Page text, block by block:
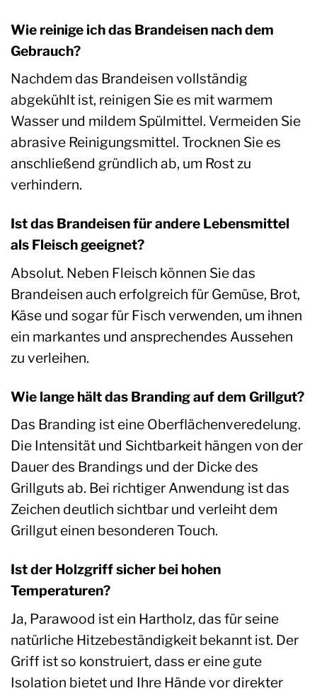
Wie reinige ich das Brandeisen nach dem
Gebrauch?
Nachdem das Brandeisen vollständig
abgekühlt ist, reinigen Sie es mit warmem
Wasser und mildem Spülmittel. Vermeiden Sie
abrasive Reinigungsmittel. Trocknen Sie es
anschließend gründlich ab, um Rost zu
verhindern.
Ist das Brandeisen für andere Lebensmittel
als Fleisch geeignet?
Absolut. Neben Fleisch können Sie das
Brandeisen auch erfolgreich für Gemüse, Brot,
Käse und sogar für Fisch verwenden, um ihnen
ein markantes und ansprechendes Aussehen
zu verleihen.
Wie lange hält das Branding auf dem Grillgut?
Das Branding ist eine Oberflächenveredelung.
Die Intensität und Sichtbarkeit hängen von der
Dauer des Brandings und der Dicke des
Grillguts ab. Bei richtiger Anwendung ist das
Zeichen deutlich sichtbar und verleiht dem
Grillgut einen besonderen Touch.
Ist der Holzgriff sicher bei hohen
Temperaturen?
Ja, Parawood ist ein Hartholz, das für seine
natürliche Hitzebeständigkeit bekannt ist. Der
Griff ist so konstruiert, dass er eine gute
Isolation bietet und Ihre Hände vor direkter